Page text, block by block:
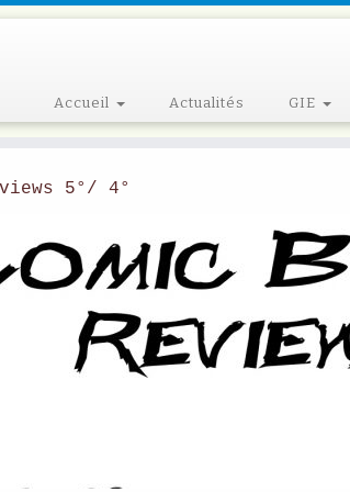
Accueil Actualités GIE
5°/ 4°